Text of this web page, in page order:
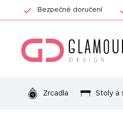
Bezpečné doručení
Zrcadla Stoly a